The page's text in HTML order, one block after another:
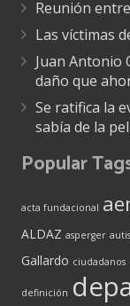
Reunión entre
Las víctimas
Juan Antonio
daño que
Se ratifica la
sabía de la
Popular
acta fundacional
ALDAZ asperger
Gallardo ciudadanos
definición